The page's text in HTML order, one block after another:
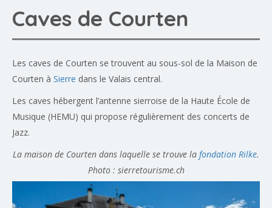
Caves de Courten
Les caves de Courten se trouvent au sous-sol de la Maison de
Courten à Sierre dans le Valais central.
Les caves hébergent l’antenne sierroise de la Haute École de
Musique (HEMU) qui propose régulièrement des concerts de
Jazz.
La maison de Courten dans laquelle se trouve la fondation Rilke.
Photo : sierretourisme.ch